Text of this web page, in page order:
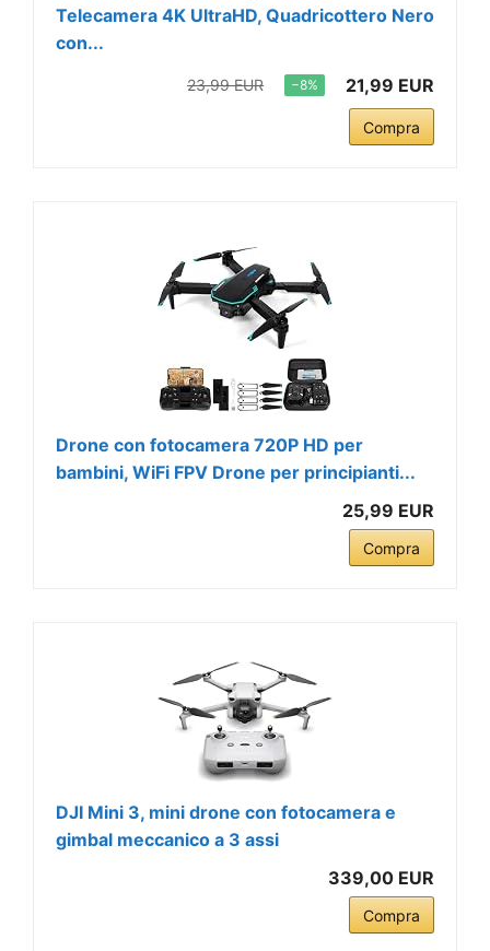
Telecamera 4K UltraHD, Quadricottero Nero
con...
23,99 EUR −8% 21,99 EUR
Compra
Drone con fotocamera 720P HD per
bambini, WiFi FPV Drone per principianti...
25,99 EUR
Compra
DJI Mini 3, mini drone con fotocamera e
gimbal meccanico a 3 assi
339,00 EUR
Compra